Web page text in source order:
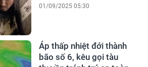
01/09/2025 05:30
Áp thấp nhiệt đới thành
bão số 6, kêu gọi tàu